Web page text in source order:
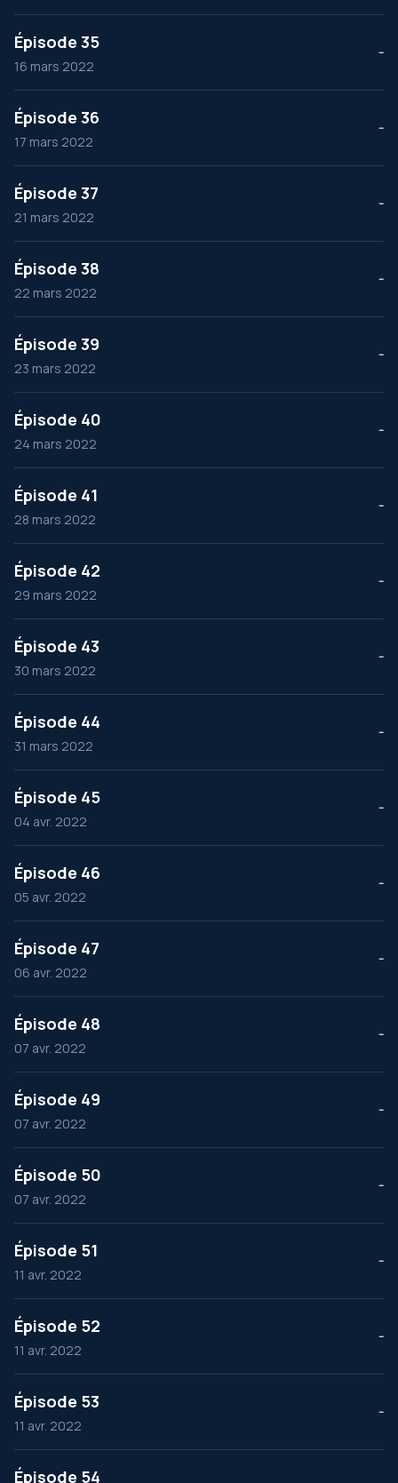
Épisode 35
16 mars 2022
--
Épisode 36
17 mars 2022
--
Épisode 37
21 mars 2022
--
Épisode 38
22 mars 2022
--
Épisode 39
23 mars 2022
--
Épisode 40
24 mars 2022
--
Épisode 41
28 mars 2022
--
Épisode 42
29 mars 2022
--
Épisode 43
30 mars 2022
--
Épisode 44
31 mars 2022
--
Épisode 45
04 avr. 2022
--
Épisode 46
05 avr. 2022
--
Épisode 47
06 avr. 2022
--
Épisode 48
07 avr. 2022
--
Épisode 49
07 avr. 2022
--
Épisode 50
07 avr. 2022
--
Épisode 51
11 avr. 2022
--
Épisode 52
11 avr. 2022
--
Épisode 53
11 avr. 2022
--
Épisode 54